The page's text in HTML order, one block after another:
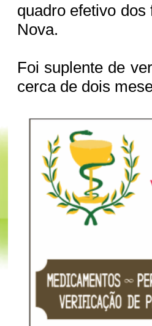
quadro efetivo
Nova.
Foi suplente de
cerca de dois